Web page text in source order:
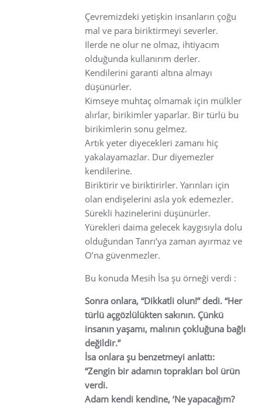
Çevremizdeki yetişkin insanların çoğu
mal ve para biriktirmeyi severler.
Ilerde ne olur ne olmaz, ihtiyacım
olduğunda kullanırım derler.
Kendilerini garanti altına almayı
düşünürler.
Kimseye muhtaç olmamak için mülkler
alırlar, birikimler yaparlar. Bir türlü bu
birikimlerin sonu gelmez.
Artık yeter diyecekleri zamanı hiç
yakalayamazlar. Dur diyemezler
kendilerine.
Biriktirir ve biriktirirler. Yarınları için
olan endişelerini asla yok edemezler.
Sürekli hazinelerini düşünürler.
Yürekleri daima gelecek kaygısıyla dolu
olduğundan Tanrı’ya zaman ayırmaz ve
O’na güvenmezler.
Bu konuda Mesih İsa şu örneği verdi :
Sonra onlara, “Dikkatli olun!” dedi. “Her
türlü açgözlülükten sakının. Çünkü
insanın yaşamı, malının çokluğuna bağlı
değildir.”
İsa onlara şu benzetmeyi anlattı:
“Zengin bir adamın toprakları bol ürün
verdi.
Adam kendi kendine, ‘Ne yapacağım?